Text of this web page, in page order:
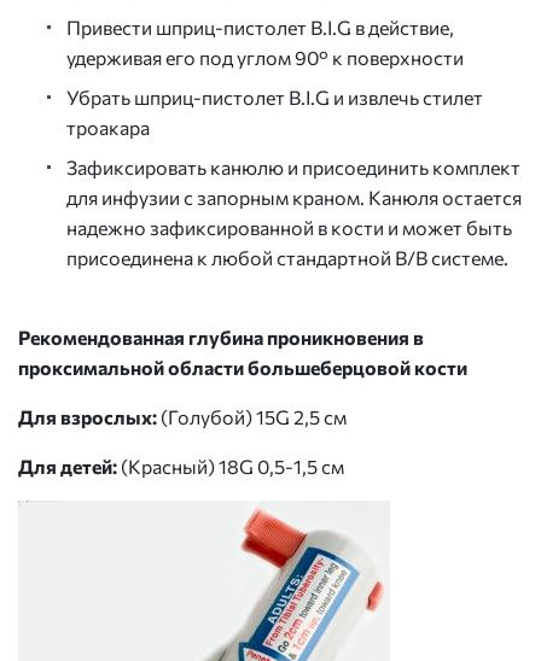
Привести шприц-пистолет B.I.G в действие,
удерживая его под углом 90° к поверхности
Убрать шприц-пистолет B.I.G и извлечь стилет
троакара
Зафиксировать канюлю и присоединить комплект
для инфузии с запорным краном. Канюля остается
надежно зафиксированной в кости и может быть
присоединена к любой стандартной В/В системе.
Рекомендованная глубина проникновения в
проксимальной области большеберцовой кости
Для взрослых: (Голубой) 15G 2,5 см
Для детей: (Красный) 18G 0,5-1,5 см